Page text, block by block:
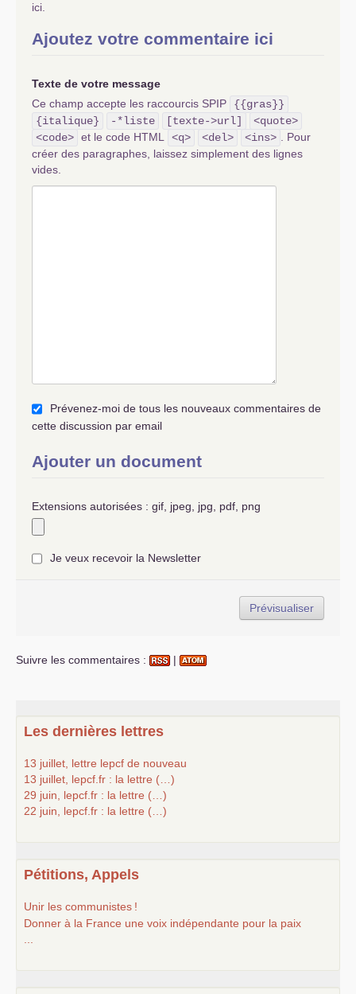
ici.
Ajoutez votre commentaire ici
Texte de votre message
Ce champ accepte les raccourcis SPIP
{{gras}}
{italique}
-*liste [texte->url]
<quote>
<code> et le code HTML <q> <del> <ins>
. Pour
créer des paragraphes, laissez simplement des lignes
vides.
Prévenez-moi de tous les nouveaux commentaires de
cette discussion par email
Ajouter un document
Extensions autorisées : gif, jpeg, jpg, pdf, png
Je veux recevoir la Newsletter
Suivre les commentaires : |
Les dernières lettres
13 juillet, lettre lepcf de nouveau
13 juillet, lepcf.fr : la lettre (…)
29 juin, lepcf.fr : la lettre (…)
22 juin, lepcf.fr : la lettre (…)
Pétitions, Appels
Unir les communistes !
Donner à la France une voix indépendante pour la paix